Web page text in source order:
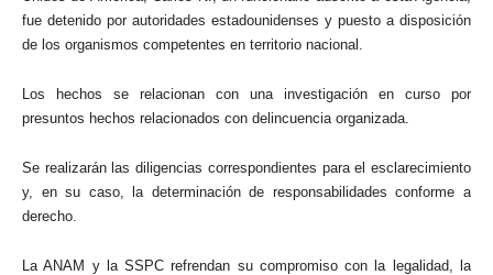
fue detenido por autoridades estadounidenses y puesto a disposición
de los organismos competentes en territorio nacional.
Los hechos se relacionan con una investigación en curso por
presuntos hechos relacionados con delincuencia organizada.
Se realizarán las diligencias correspondientes para el esclarecimiento
y, en su caso, la determinación de responsabilidades conforme a
derecho.
La ANAM y la SSPC refrendan su compromiso con la legalidad, la